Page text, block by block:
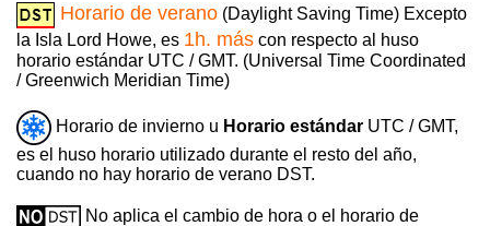
Horario de verano (Daylight Saving Time) Excepto
la Isla Lord Howe, es 1h. más con respecto al huso
horario estándar UTC / GMT. (Universal Time Coordinated
/ Greenwich Meridian Time)
Horario de invierno u Horario estándar UTC / GMT,
es el huso horario utilizado durante el resto del año,
cuando no hay horario de verano DST.
No aplica el cambio de hora o el horario de